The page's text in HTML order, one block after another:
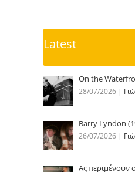
Latest
On the
28/07/2026 |
Barry Lyndon
26/07/2026 |
Ας περιμένουν